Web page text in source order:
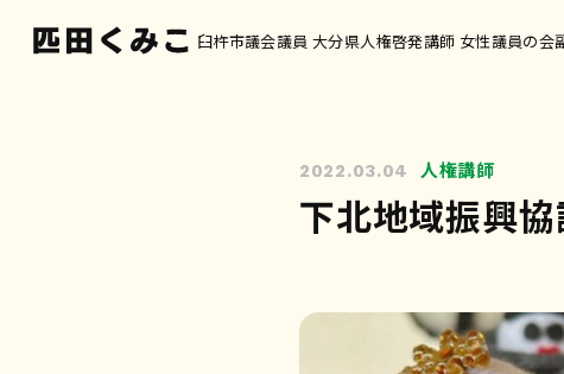
臼杵市議会議員 大分県人権啓発講師 女性議員の会
2022.03.04 人権講師
下北地域振興